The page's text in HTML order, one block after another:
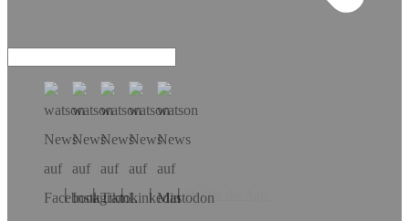
Hol dir die App!